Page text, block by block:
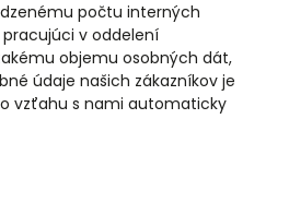
počtu interných
v oddelení
objemu osobných dát,
údaje našich zákazníkov je
vzťahu s nami automaticky